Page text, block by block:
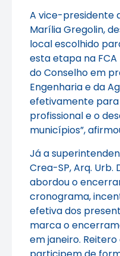
A vice-presidente
Marília Gregolin,
local escolhido
esta etapa na
do Conselho em
Engenharia e da
efetivamente
profissional e o
municípios”,
Já a
Crea-SP, Arq. Urb.
abordou o
cronograma,
efetiva dos
marca o
em janeiro.